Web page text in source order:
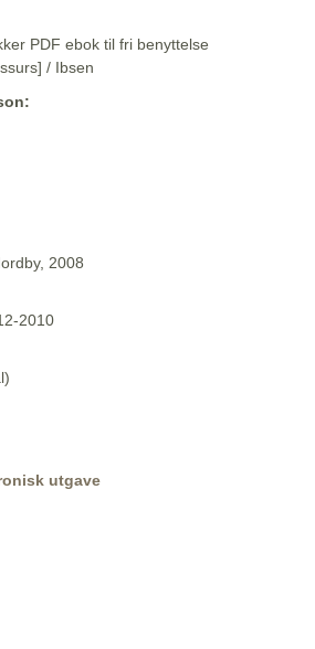
PDF ebok til fri benyttelse
/ Ibsen
2008
2010
utgave